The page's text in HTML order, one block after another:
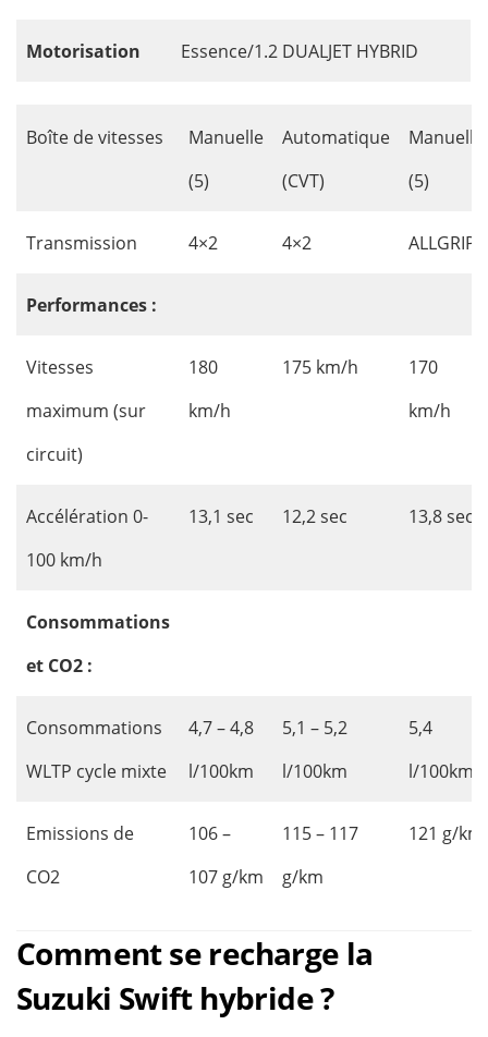
Motorisation Essence/1.2 DUALJET HYBRID
Boîte de vitesses
Manuelle
(5)
Automatique
(CVT)
Manuelle
(5)
Transmission 4×2 4×2 ALLGRIP
Performances :
Vitesses
maximum (sur
circuit)
180
km/h
175 km/h
170
km/h
Accélération 0-
100 km/h
13,1 sec 12,2 sec 13,8 sec
Consommations
et CO2 :
Consommations
WLTP cycle mixte
4,7 – 4,8
l/100km
5,1 – 5,2
l/100km
5,4
l/100km
Emissions de
CO2
106 –
107 g/km
115 – 117
g/km
121 g/km
Comment se recharge la
Suzuki Swift hybride ?